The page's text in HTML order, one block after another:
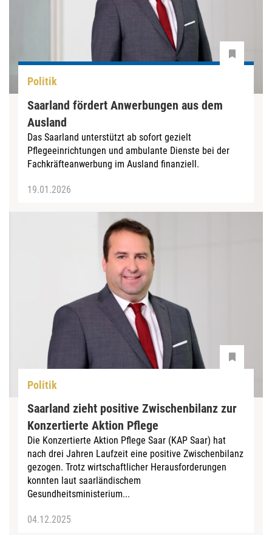
Politik
Saarland fördert Anwerbungen aus dem
Ausland
Das Saarland unterstützt ab sofort gezielt
Pflegeeinrichtungen und ambulante Dienste bei der
Fachkräfteanwerbung im Ausland finanziell.
19.01.2026
Politik
Saarland zieht positive Zwischenbilanz zur
Konzertierte Aktion Pflege
Die Konzertierte Aktion Pflege Saar (KAP Saar) hat
nach drei Jahren Laufzeit eine positive Zwischenbilanz
gezogen. Trotz wirtschaftlicher Herausforderungen
konnten laut saarländischem
Gesundheitsministerium...
04.12.2025